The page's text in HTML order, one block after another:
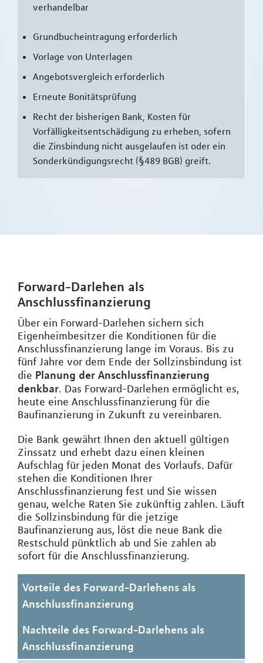
verhandelbar
Grundbucheintragung erforderlich
Vorlage von Unterlagen
Angebotsvergleich erforderlich
Erneute Bonitätsprüfung
Recht der bisherigen Bank, Kosten für
Vorfälligkeitsentschädigung zu erheben, sofern
die Zinsbindung nicht ausgelaufen ist oder ein
Sonderkündigungsrecht (§489 BGB) greift.
Forward-Darlehen als
Anschlussfinanzierung
Über ein Forward-Darlehen sichern sich
Eigenheimbesitzer die Konditionen für die
Anschlussfinanzierung lange im Voraus. Bis zu
fünf Jahre vor dem Ende der Sollzinsbindung ist
die Planung der Anschlussfinanzierung
denkbar. Das Forward-Darlehen ermöglicht es,
heute eine Anschlussfinanzierung für die
Baufinanzierung in Zukunft zu vereinbaren.
Die Bank gewährt Ihnen den aktuell gültigen
Zinssatz und erhebt dazu einen kleinen
Aufschlag für jeden Monat des Vorlaufs. Dafür
stehen die Konditionen Ihrer
Anschlussfinanzierung fest und Sie wissen
genau, welche Raten Sie zukünftig zahlen. Läuft
die Sollzinsbindung für die jetzige
Baufinanzierung aus, löst die neue Bank die
Restschuld pünktlich ab und Sie zahlen ab
sofort für die Anschlussfinanzierung.
Vorteile des Forward-Darlehens als
Anschlussfinanzierung
Nachteile des Forward-Darlehens als
Anschlussfinanzierung